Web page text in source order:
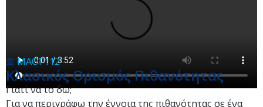
ΜΑΘΓ112
Κλασικός Ορισμός Πιθανότητας
Γιατί να το δω;
Για να περιγράφω την έννοια της πιθανότητας σε ένα